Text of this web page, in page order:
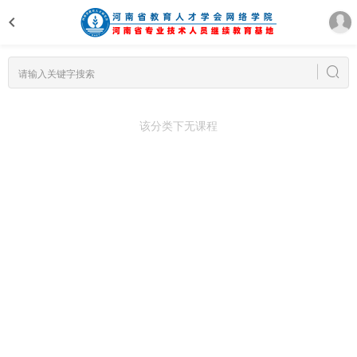
该分类下无课程